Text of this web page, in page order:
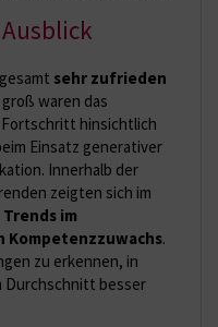
sehr zufrieden
waren das
Fortschritt hinsichtlich
Einsatz generativer
Innerhalb der
zeigten sich im
im
Kompetenzzuwachs.
zu erkennen, in
Durchschnitt besser